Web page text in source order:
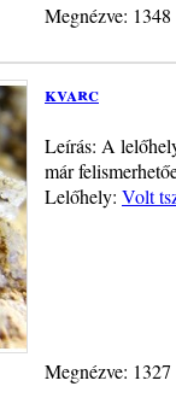
Megnézve:
kvarc
Leírás: A
már
Lelőhely: Volt
Megnézve: